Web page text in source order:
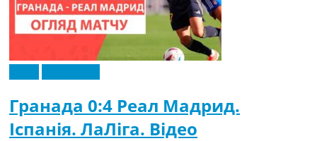
Гранада 0:4 Реал Мадрид.
Іспанія. ЛаЛіга. Відео